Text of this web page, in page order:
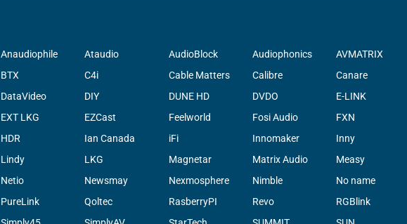
Anaudiophile Ataudio AudioBlock Audiophonics AVMATRIX
BTX C4i Cable Matters Calibre Canare
DataVideo DIY DUNE HD DVDO E-LINK
EXT LKG EZCast Feelworld Fosi Audio FXN
HDR Ian Canada iFi Innomaker Inny
Lindy LKG Magnetar Matrix Audio Measy
Netio Newsmay Nexmosphere Nimble No name
PureLink Qoltec RasberryPI Revo RGBlink